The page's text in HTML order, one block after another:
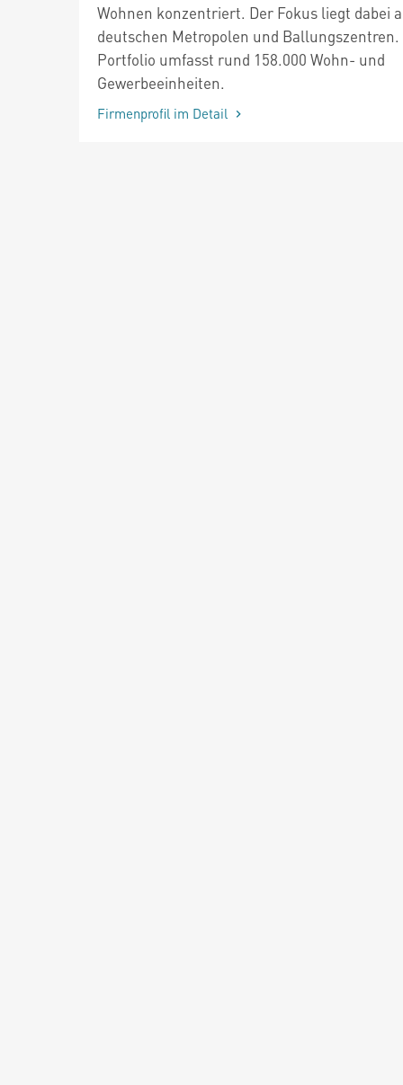
Wohnen konzentriert. Der Fokus liegt dabei
deutschen Metropolen und Ballungszentren.
Portfolio umfasst rund 158.000 Wohn- und
Gewerbeeinheiten.
Firmenprofil im Detail